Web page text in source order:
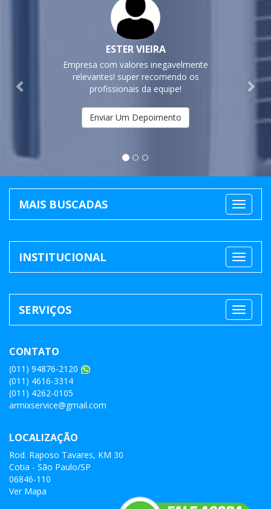
ESTER VIEIRA
Empresa com valores inegavelmente
relevantes! super recomendo os
profissionais da equipe!
Enviar Um Depoimento
MAIS BUSCADAS
INSTITUCIONAL
SERVIÇOS
CONTATO
(011) 94876-2120
(011) 4616-3314
(011) 4262-0105
armixservice@gmail.com
LOCALIZAÇÃO
Rod. Raposo Tavares, KM 30
Cotia - São Paulo/SP
06846-110
Ver Mapa